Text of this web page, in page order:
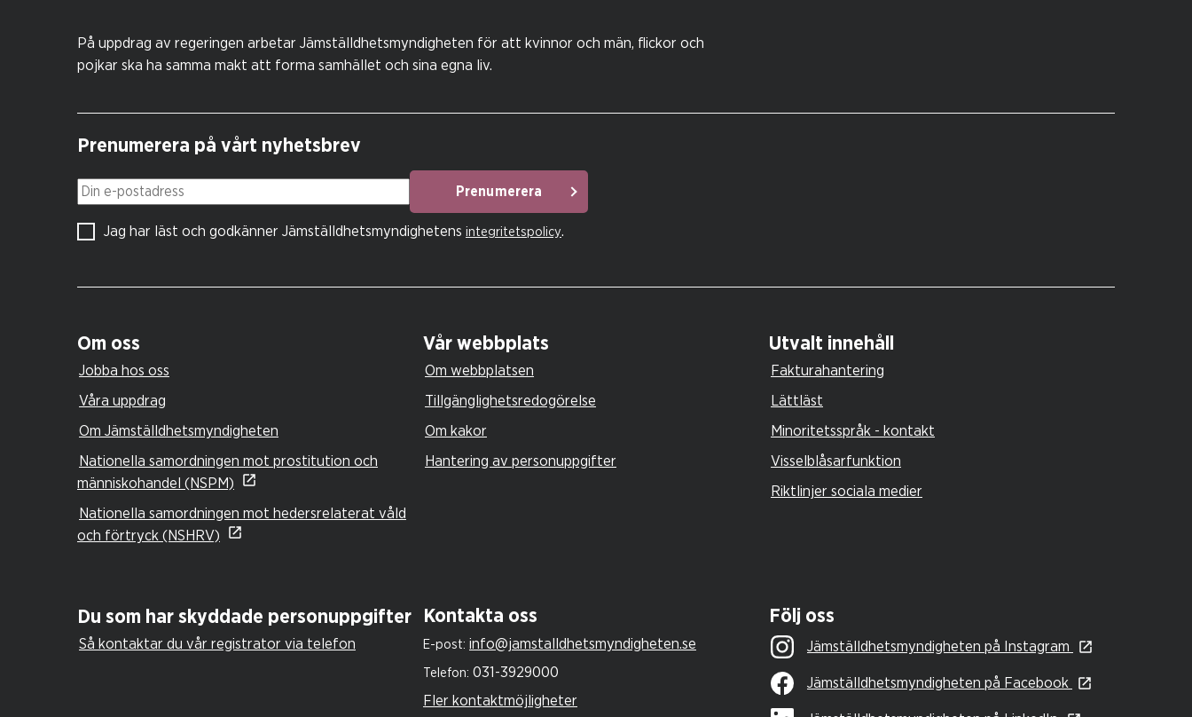
På uppdrag av regeringen arbetar Jämställdhetsmyndigheten för att kvinnor och män, flickor och
pojkar ska ha samma makt att forma samhället och sina egna liv.
Prenumerera på vårt nyhetsbrev
Din e-postadress Prenumerera
Jag har läst och godkänner Jämställdhetsmyndighetens integritetspolicy.
Om oss
Jobba hos oss
Våra uppdrag
Om Jämställdhetsmyndigheten
Nationella samordningen mot prostitution och
människohandel (NSPM)
Nationella samordningen mot hedersrelaterat våld
och förtryck (NSHRV)
Vår webbplats
Om webbplatsen
Tillgänglighetsredogörelse
Om kakor
Hantering av personuppgifter
Utvalt innehåll
Fakturahantering
Lättläst
Minoritetsspråk - kontakt
Visselblåsarfunktion
Riktlinjer sociala medier
Du som har skyddade personuppgifter
Så kontaktar du vår registrator via telefon
Kontakta oss
E-post: info@jamstalldhetsmyndigheten.se
Telefon: 031-3929000
Fler kontaktmöjligheter
Följ oss
Jämställdhetsmyndigheten på Instagram
Jämställdhetsmyndigheten på Facebook